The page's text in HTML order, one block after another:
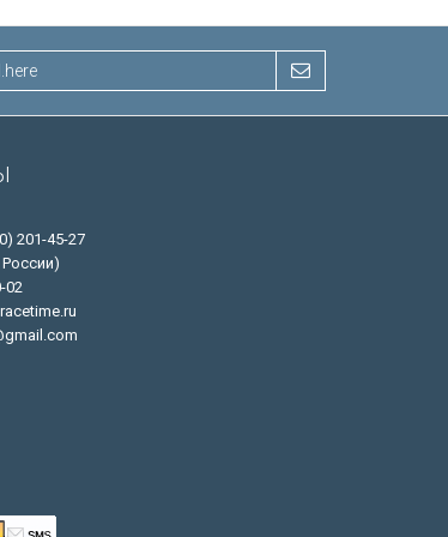
201-45-27
02